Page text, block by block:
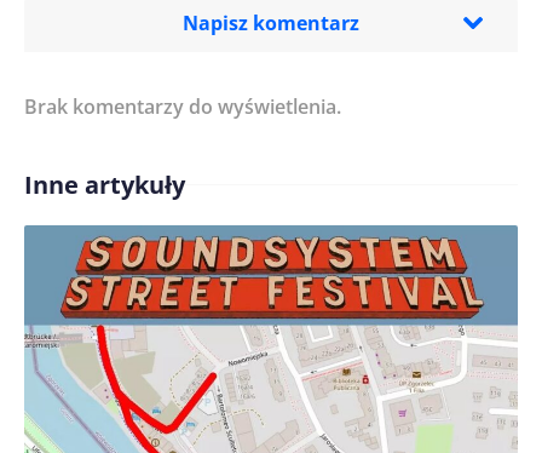
Napisz komentarz
Treść komentarza*
Imię/ Nick*
Zapamiętaj moje dane w tej przeglądarce podczas
pisania kolejnych komentarzy.
Brak komentarzy do wyświetlenia.
Inne artykuły